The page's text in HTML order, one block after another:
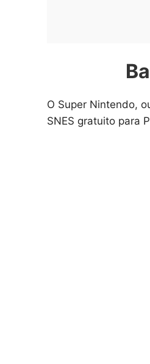
O Super Nintendo,
SNES gratuito para